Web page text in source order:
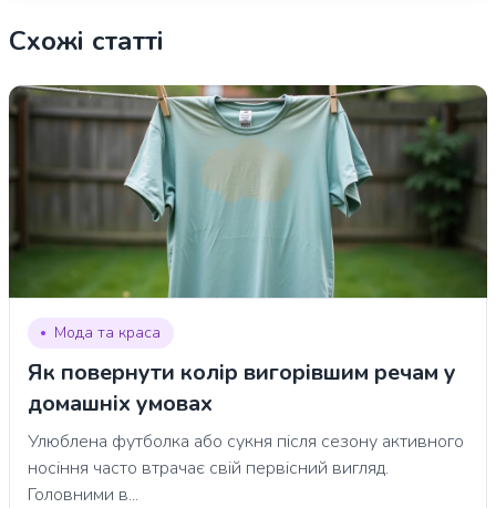
Схожі статті
Мода та краса
Як повернути колір вигорівшим речам у
домашніх умовах
Улюблена футболка або сукня після сезону активного
носіння часто втрачає свій первісний вигляд.
Головними в...